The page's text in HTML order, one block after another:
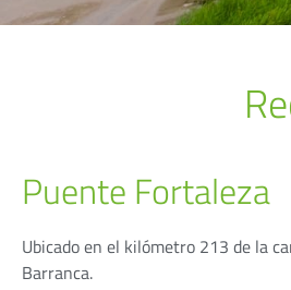
Puente Fortaleza
Ubicado en el kilómetro 213 de la
Barranca.